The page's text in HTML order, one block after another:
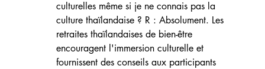
culturelles même si je ne connais pas la
culture thaïlandaise ? R : Absolument. Les
retraites thaïlandaises de bien-être
encouragent l'immersion culturelle et
fournissent des conseils aux participants